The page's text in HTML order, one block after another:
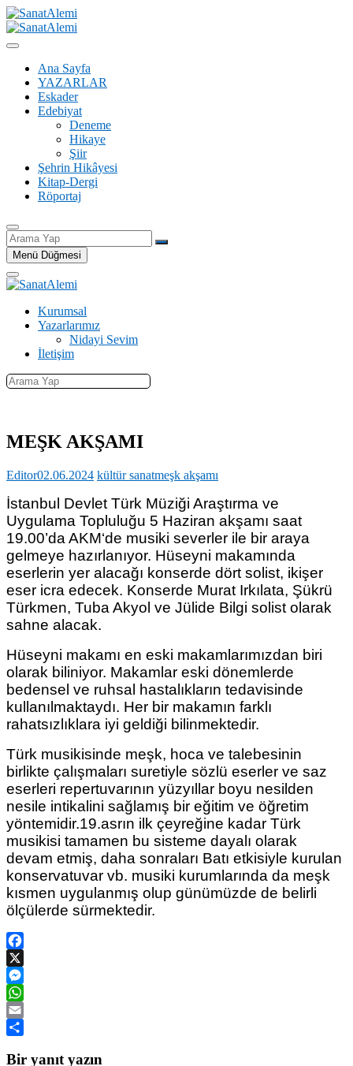
İçeriğe
geç
SanatAlemi
Ana Sayfa
YAZARLAR
Eskader
Edebiyat
Deneme
Hikaye
Şiir
Şehrin Hikâyesi
Kitap-Dergi
Röportaj
Arama
YapMenü Düğmesi
Kurumsal
Yazarlarımız
Nidayi Sevim
İletişim
MEŞK AKŞAMI
Editor02.06.2024 kültür sanatmeşk akşamı
İstanbul Devlet Türk Müziği Araştırma ve
Uygulama Topluluğu 5 Haziran akşamı saat
19.00’da AKM‘de musiki severler ile bir araya
gelmeye hazırlanıyor. Hüseyni makamında
eserlerin yer alacağı konserde dört solist, ikişer
eser icra edecek. Konserde Murat Irkılata, Şükrü
Türkmen, Tuba Akyol ve Jülide Bilgi solist olarak
sahne alacak.
Hüseyni makamı en eski makamlarımızdan biri
olarak biliniyor. Makamlar eski dönemlerde
bedensel ve ruhsal hastalıkların tedavisinde
kullanılmaktaydı. Her bir makamın farklı
rahatsızlıklara iyi geldiği bilinmektedir.
Türk musikisinde meşk, hoca ve talebesinin
birlikte çalışmaları suretiyle sözlü eserler ve saz
eserleri repertuvarının yüzyıllar boyu nesilden
nesile intikalini sağlamış bir eğitim ve öğretim
yöntemidir.19.asrın ilk çeyreğine kadar Türk
musikisi tamamen bu sisteme dayalı olarak
devam etmiş, daha sonraları Batı etkisiyle kurulan
konservatuvar vb. musiki kurumlarında da meşk
kısmen uygulanmış olup günümüzde de belirli
ölçülerde sürmektedir.
Facebook
X
Messenger
WhatsApp
Email
Bir yanıt yazın